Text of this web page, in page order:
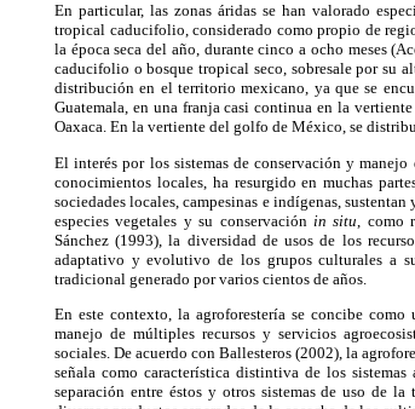
En particular, las zonas áridas se han valorado
tropical caducifolio, considerado como propio de
la época seca del año, durante cinco a ocho meses
caducifolio o bosque tropical seco, sobresale por su
distribución en el territorio mexicano, ya que se
Guatemala, en una franja casi continua en la
Oaxaca. En la vertiente del golfo de México, se
El interés por los sistemas de conservación y
conocimientos locales, ha resurgido en muchas
sociedades locales, campesinas e indígenas,
especies vegetales y su conservación in situ ,
Sánchez (1993), la diversidad de usos de los
adaptativo y evolutivo de los grupos culturales a
tradicional generado por varios cientos de años.
En este contexto, la agroforestería se concibe
manejo de múltiples recursos y servicios
sociales. De acuerdo con Ballesteros (2002), la
señala como característica distintiva de los
separación entre éstos y otros sistemas de uso de